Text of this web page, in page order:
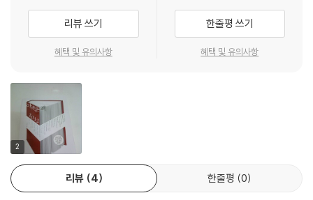
의 진단과 대안을 학습하고 검증해서 정책과 공약으로 구현하는 경쟁이 진
보와 보수 간에 치열하게 벌어진다면 2013년 이후 한국의 경제와 사회는
확실히 업그레이드될 수 있을 것이다.---p.196 김대호, 「우리 경제를 위한
최강의 비급」, 『한국 경제의 미필적 고의』
일은 이러한 목적에 아주 잘 부합한다. 하지만 아무리 용을 써도 벌써 몇 십
년째 3퍼센트대에 머물러있는 GDP라는 숫자에 계속 집착한다면 정치인
들은 스스로가 철저하게 무능한 집단이요 자신들이 이끄는 사회 전체도 무
도하게 된다. ---p.251 홍기빈, 「시장을 개혁할 새로운 경제 지표 보고서」,
『GDP는 틀렸다』
이름난 탐서가 50인이 가려낸 지난 한 해의 숨은 명저
지난 해 '아까운 책' 시리즈의 첫 책을 접한 독자들이 가장 많이 던진 질문
사실 '아까운 책'의 선정은 온전히 필자들의 주관성에 맡겨진다. 올해에도
국내 대형 서점의 2011년 베스트셀러 순위 100위 내에 들지 못한 책들을
대상으로 한다는 최소의 기준만 있었을 뿐이다. '아까운 책'은 오히려 필자
들 각자가 지극히 주관적인 눈으로 발견하고 그 가치를 평가했기에 독자에
게 더 깊은 울림으로 다가갈 수 있는 타이틀이다. 필자들의 주관성과 전문
성이 만나 논의가 더욱 풍성해지고 공감대의 스펙트럼은 넓어졌다.
작가, 교사, 드라마 PD, 기자, 학자, 평론가, 의사, 번역가, 전문 서평가, 컨
리뷰 쓰기
혜택 및 유의사항
한줄평 쓰기
혜택 및 유의사항
2
리뷰 4 한줄평 0